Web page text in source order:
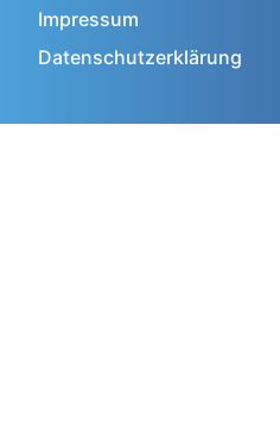
Impressum
Datenschutzerklärung